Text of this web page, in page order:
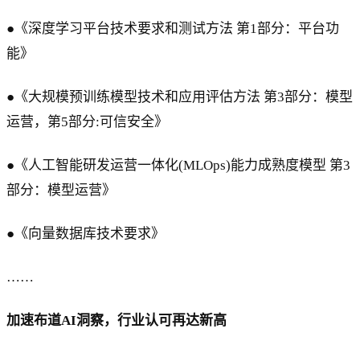
●《深度学习平台技术要求和测试方法 第1部分：平台功
能》
●《大规模预训练模型技术和应用评估方法 第3部分：模型
运营，第5部分:可信安全》
●《人工智能研发运营一体化(MLOps)能力成熟度模型 第3
部分：模型运营》
●《向量数据库技术要求》
……
加速布道AI洞察，行业认可再达新高